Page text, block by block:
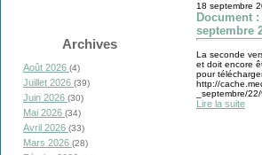
Archives
Août 2026 (4)
Juillet 2026 (39)
Juin 2026 (30)
Mai 2026 (34)
Avril 2026 (33)
Mars 2026 (28)
18 septembre
Document
septembre
La seconde
et doit encore
pour
http://
_septembre/
Lire la suite